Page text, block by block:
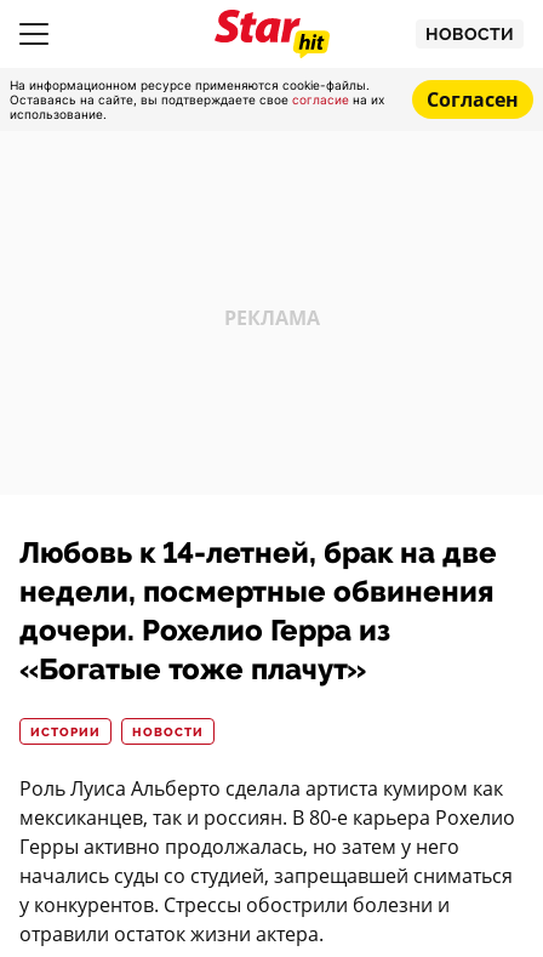
НОВОСТИ
На информационном ресурсе применяются cookie-файлы.
Оставаясь на сайте, вы подтверждаете свое согласие на их
использование.
Согласен
Любовь к 14-летней, брак на две
недели, посмертные обвинения
дочери. Рохелио Герра из
«Богатые тоже плачут»
ИСТОРИИ НОВОСТИ
Роль Луиса Альберто сделала артиста кумиром как
мексиканцев, так и россиян. В 80-е карьера Рохелио
Герры активно продолжалась, но затем у него
начались суды со студией, запрещавшей сниматься
у конкурентов. Стрессы обострили болезни и
отравили остаток жизни актера.